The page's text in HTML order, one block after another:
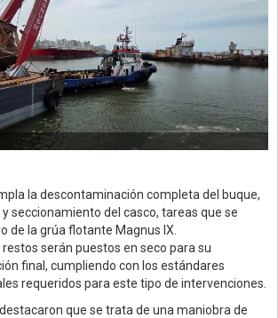
la descontaminación completa del buque,
seccionamiento del casco, tareas que se
de la grúa flotante Magnus IX.
serán puestos en seco para su
final, cumpliendo con los estándares
requeridos para este tipo de intervenciones.
que se trata de una maniobra de